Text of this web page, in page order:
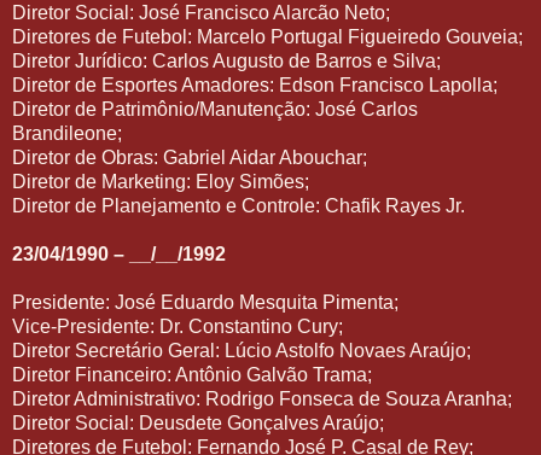
Diretor Social: José Francisco Alarcão Neto;
Diretores de Futebol: Marcelo Portugal Figueiredo Gouveia;
Diretor Jurídico: Carlos Augusto de Barros e Silva;
Diretor de Esportes Amadores: Edson Francisco Lapolla;
Diretor de Patrimônio/Manutenção: José Carlos
Brandileone;
Diretor de Obras: Gabriel Aidar Abouchar;
Diretor de Marketing: Eloy Simões;
Diretor de Planejamento e Controle: Chafik Rayes Jr.
23/04/1990 – __/__/1992
Presidente: José Eduardo Mesquita Pimenta;
Vice-Presidente: Dr. Constantino Cury;
Diretor Secretário Geral: Lúcio Astolfo Novaes Araújo;
Diretor Financeiro: Antônio Galvão Trama;
Diretor Administrativo: Rodrigo Fonseca de Souza Aranha;
Diretor Social: Deusdete Gonçalves Araújo;
Diretores de Futebol: Fernando José P. Casal de Rey;